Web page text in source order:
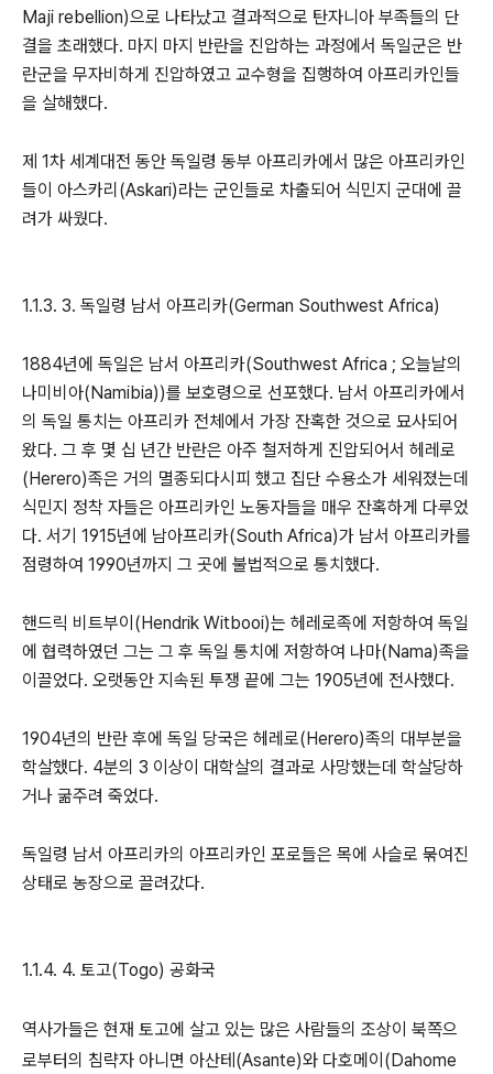
Maji rebellion)으로 나타났고 결과적으로 탄자니아 부족들의 단
결을 초래했다. 마지 마지 반란을 진압하는 과정에서 독일군은 반
란군을 무자비하게 진압하였고 교수형을 집행하여 아프리카인들
을 살해했다.
제 1차 세계대전 동안 독일령 동부 아프리카에서 많은 아프리카인
들이 아스카리(Askari)라는 군인들로 차출되어 식민지 군대에 끌
려가 싸웠다.
1.1.3. 3. 독일령 남서 아프리카(German Southwest Africa)
1884년에 독일은 남서 아프리카(Southwest Africa ; 오늘날의
나미비아(Namibia))를 보호령으로 선포했다. 남서 아프리카에서
의 독일 통치는 아프리카 전체에서 가장 잔혹한 것으로 묘사되어
왔다. 그 후 몇 십 년간 반란은 아주 철저하게 진압되어서 헤레로
(Herero)족은 거의 멸종되다시피 했고 집단 수용소가 세워졌는데
식민지 정착 자들은 아프리카인 노동자들을 매우 잔혹하게 다루었
다. 서기 1915년에 남아프리카(South Africa)가 남서 아프리카를
점령하여 1990년까지 그 곳에 불법적으로 통치했다.
핸드릭 비트부이(Hendrik Witbooi)는 헤레로족에 저항하여 독일
에 협력하였던 그는 그 후 독일 통치에 저항하여 나마(Nama)족을
이끌었다. 오랫동안 지속된 투쟁 끝에 그는 1905년에 전사했다.
1904년의 반란 후에 독일 당국은 헤레로(Herero)족의 대부분을
학살했다. 4분의 3 이상이 대학살의 결과로 사망했는데 학살당하
거나 굶주려 죽었다.
독일령 남서 아프리카의 아프리카인 포로들은 목에 사슬로 묶여진
상태로 농장으로 끌려갔다.
1.1.4. 4. 토고(Togo) 공화국
역사가들은 현재 토고에 살고 있는 많은 사람들의 조상이 북쪽으
로부터의 침략자 아니면 아산테(Asante)와 다호메이(Dahome